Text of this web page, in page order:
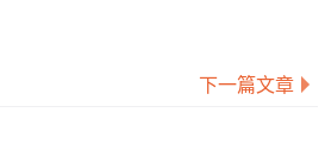
下一篇文章